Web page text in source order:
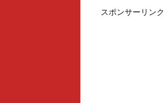
スポンサーリンク